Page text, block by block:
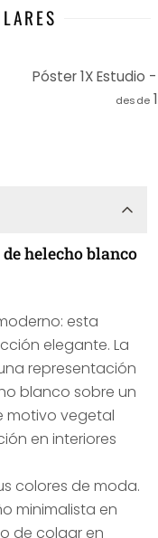
Póster 1X Estudio
desde
helecho blanco
esta
elegante. La
representación
blanco sobre un
motivo vegetal
en interiores
colores de moda.
minimalista en
de colgar en